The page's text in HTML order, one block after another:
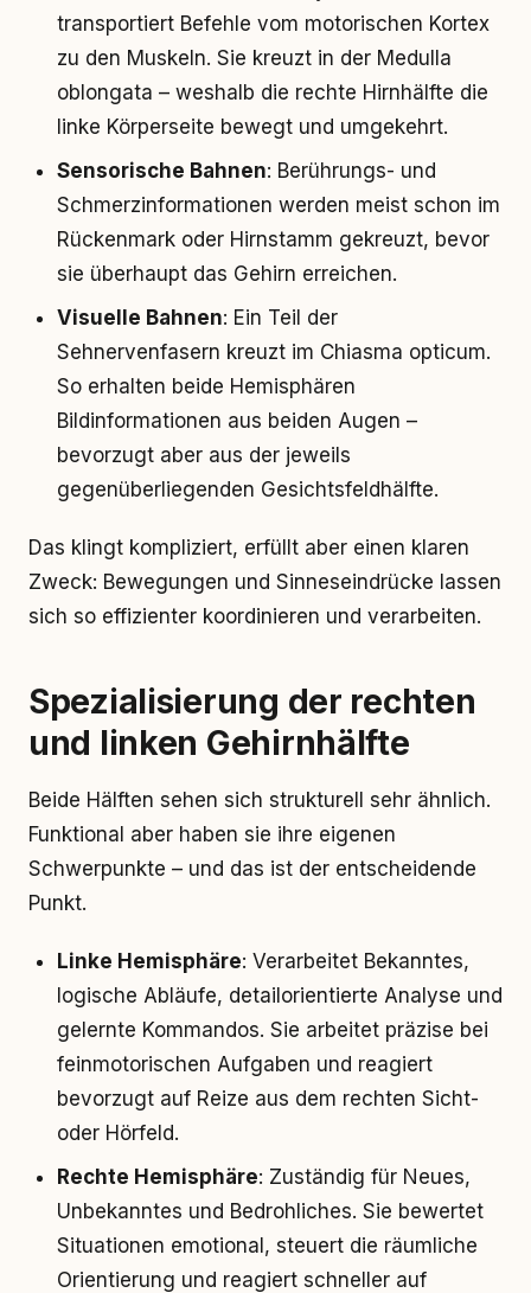
transportiert Befehle vom motorischen Kortex
zu den Muskeln. Sie kreuzt in der Medulla
oblongata – weshalb die rechte Hirnhälfte die
linke Körperseite bewegt und umgekehrt.
Sensorische Bahnen: Berührungs- und
Schmerzinformationen werden meist schon im
Rückenmark oder Hirnstamm gekreuzt, bevor
sie überhaupt das Gehirn erreichen.
Visuelle Bahnen: Ein Teil der
Sehnervenfasern kreuzt im Chiasma opticum.
So erhalten beide Hemisphären
Bildinformationen aus beiden Augen –
bevorzugt aber aus der jeweils
gegenüberliegenden Gesichtsfeldhälfte.
Das klingt kompliziert, erfüllt aber einen klaren
Zweck: Bewegungen und Sinneseindrücke lassen
sich so effizienter koordinieren und verarbeiten.
Spezialisierung der rechten
und linken Gehirnhälfte
Beide Hälften sehen sich strukturell sehr ähnlich.
Funktional aber haben sie ihre eigenen
Schwerpunkte – und das ist der entscheidende
Punkt.
Linke Hemisphäre: Verarbeitet Bekanntes,
logische Abläufe, detailorientierte Analyse und
gelernte Kommandos. Sie arbeitet präzise bei
feinmotorischen Aufgaben und reagiert
bevorzugt auf Reize aus dem rechten Sicht-
oder Hörfeld.
Rechte Hemisphäre: Zuständig für Neues,
Unbekanntes und Bedrohliches. Sie bewertet
Situationen emotional, steuert die räumliche
Orientierung und reagiert schneller auf